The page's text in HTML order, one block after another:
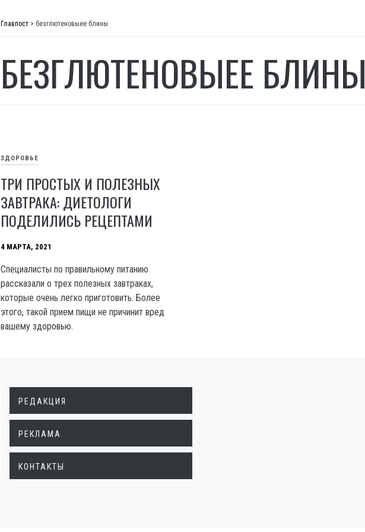
Главпост > безглютеновыее блины
БЕЗГЛЮТЕНОВЫЕЕ БЛИНЫ
ЗДОРОВЬЕ
ТРИ ПРОСТЫХ И ПОЛЕЗНЫХ
ЗАВТРАКА: ДИЕТОЛОГИ
ПОДЕЛИЛИСЬ РЕЦЕПТАМИ
4 МАРТА, 2021
Специалисты по правильному питанию
рассказали о трех полезных завтраках,
которые очень легко приготовить. Более
этого, такой прием пищи не причинит вред
вашему здоровью.
РЕДАКЦИЯ
РЕКЛАМА
КОНТАКТЫ